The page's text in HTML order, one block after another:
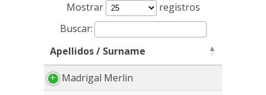
Mostrar
registros
Buscar:
Apellidos / Surname
Apellidos / Surname
Madrigal Merlin